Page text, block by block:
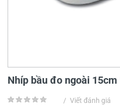
Nhíp bầu đo ngoài
/ Viết đánh giá